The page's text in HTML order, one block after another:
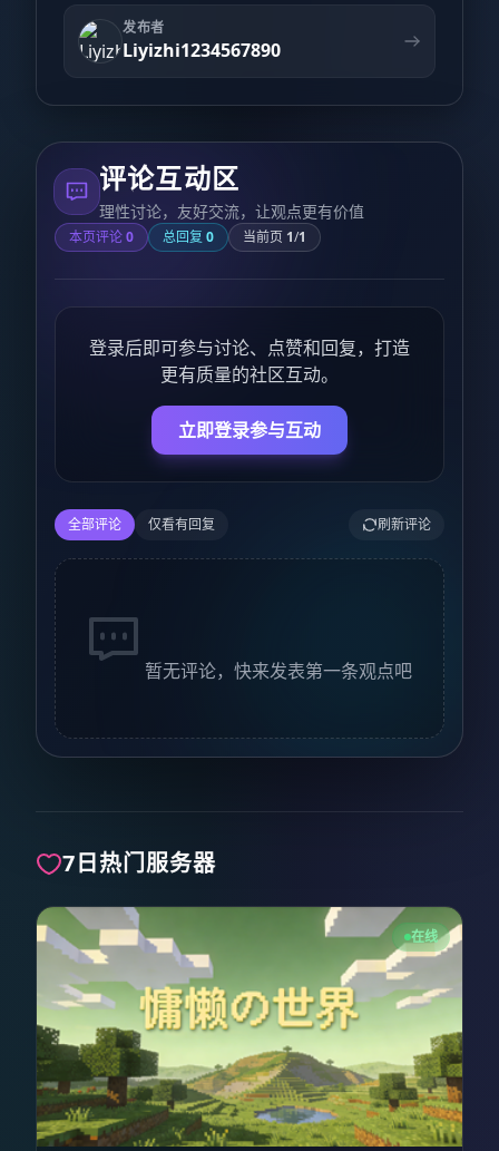
发布者
Liyizhi1234567890
评论互动区
理性讨论，友好交流，让观点更有价值
本页评论0 总回复 0 当前页 1/1
登录后即可参与讨论、点赞和回复，打造
更有质量的社区互动。
立即登录参与互动
全部评论 仅看有回复 刷新评论
暂无评论，快来发表第一条观点吧
7日热门服务器
在线